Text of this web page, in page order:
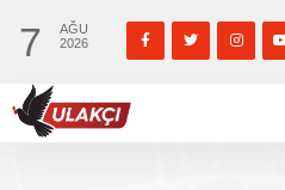
7
AĞU
2026